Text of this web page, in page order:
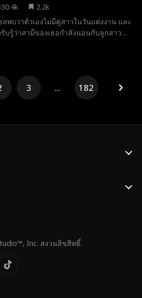
... แต่อาจมีเขามากกว่าสิ่งที่เห็น
2.2k
ลพบว่าตัวเองไม่มีคู่สาวในวันแต่งงาน และ
บรู้ว่าสามีของเธอกำลังนอนกับลูกสาว
3 ... 182
Inc. สงวนลิขสิทธิ์.